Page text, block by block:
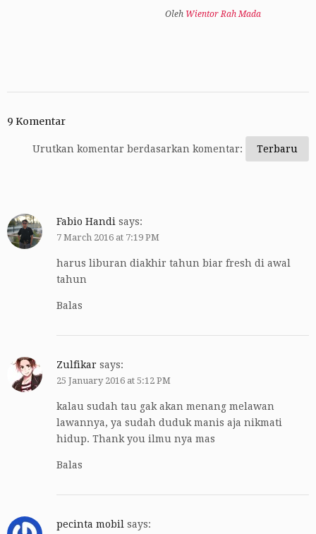
Oleh Wientor Rah Mada
9 Komentar
Urutkan komentar berdasarkan komentar:
Fabio Handi says:
7 March 2016 at 7:19 PM
harus liburan diakhir tahun biar fresh di awal
tahun
Balas
Zulfikar says:
25 January 2016 at 5:12 PM
kalau sudah tau gak akan menang melawan
lawannya, ya sudah duduk manis aja nikmati
hidup. Thank you ilmu nya mas
Balas
pecinta mobil says: